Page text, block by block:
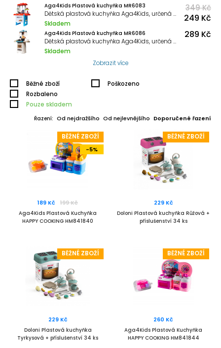
Aga4Kids Plastová kuchyňka MR6083
Dětská plastová kuchyňka Aga4Kids, určená pro všechny malé hospodyňky a její kamarádky.
Skladem
349 Kč
249 Kč
Aga4Kids Plastová kuchyňka MR6086
Dětská plastová kuchyňka Aga4Kids, určená pro všechny malé hospodyňky a její kamarádky.
Skladem
289 Kč
Zobrazit více
Běžné zboží
Poškozeno
Rozbaleno
Pouze skladem
Řazení: Od nejdražšího Od nejlevnějšího Doporučené řazení
BĚŽNÉ ZBOŽÍ
-5%
189 Kč 199 Kč
Aga4Kids Plastová Kuchyňka
HAPPY COOKING HM841840
BĚŽNÉ ZBOŽÍ
229 Kč
Doloni Plastová kuchyňka Růžová +
příslušenství 34 ks
BĚŽNÉ ZBOŽÍ
229 Kč
Doloni Plastová kuchyňka
Tyrkysová + příslušenství 34 ks
BĚŽNÉ ZBOŽÍ
260 Kč
Aga4Kids Plastová Kuchyňka
HAPPY COOKING HM841844